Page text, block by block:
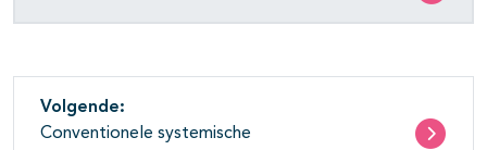
Volgende:
Conventionele systemische